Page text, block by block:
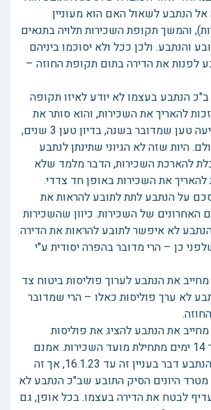
הנתבע לשאול האם הוא מעוניין
והמשך תקופת השכירות תלויה בתנאים
והנתבע. ולכן ככל ולא יסוכמו ביניהם
לפנות את הדירה בתום תקופת החוזה –
הנתבע בעצמו לא יודע לאיזו תקופה
להאריך את השכירות, והוא סותר את
עצמו – בכתב התביעה טען שמדובר בשנה, בדיון טען 3 שנים,
היות שזה לא הגיוני שתינתן לנתבע
להארכת השכירות, הדבר מלמד שלא
את השכירות באופן חד צדדי.
13.1 להסכם על הנתבע לתת לתובע להראות את
החודשים האחרונים של השכירות. כיוון שהשכירות
ב-30.3.23 והנתבע לא איפשר לתובע להראות את הדירה
שלפני כן – הרי מדובר בהפרה יסודית ע"י
להסכם מחייב את הנתבע לערוך פוליסות ביטוח צד
לא ערך פוליסות כאלו – הרי שמדובר
להסכם מחייב את הנתבע להציג את פוליסות
הביטוח שערך בתוך 14 ימים מתחילת מועד השכירות. אמנם
התובע לא ביקש מהנתבע דבר בעניין זה עד 16.1.23, אך זה
מטרד היונים הסיק התובע שב"כ הנתבע לא
לבטח את הדירה בעצמו. בכל אופן, גם